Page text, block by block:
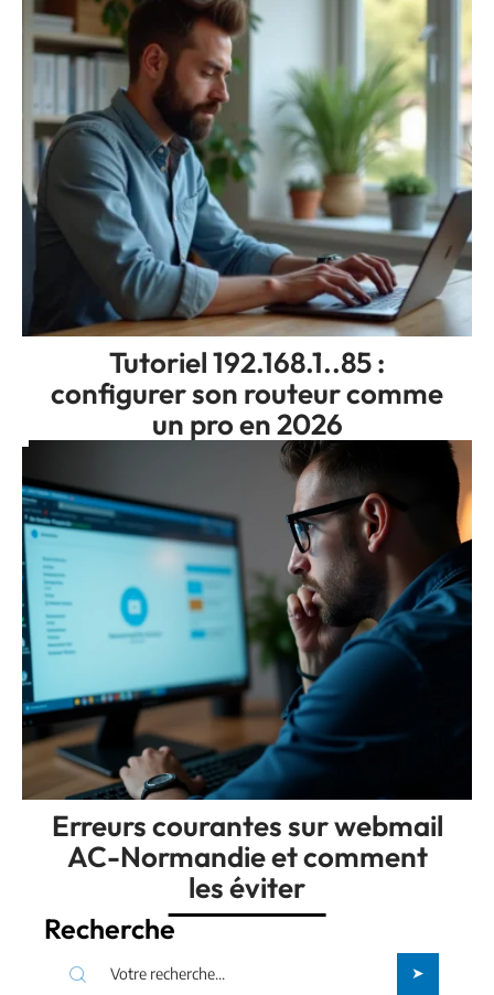
Tutoriel 192.168.1..85 :
configurer son routeur comme
un pro en 2026
Erreurs courantes sur webmail
AC-Normandie et comment
les éviter
Recherche